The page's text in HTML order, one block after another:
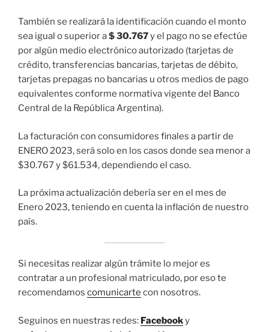
También se realizará la identificación cuando el monto
sea igual o superior a$ 30.767y el pago no se efectúe
por algún medio electrónico autorizado (tarjetas de
crédito, transferencias bancarias, tarjetas de débito,
tarjetas prepagas no bancarias u otros medios de pago
equivalentes conforme normativa vigente del Banco
Central de la República Argentina).
La facturación con consumidores finales a partir de
ENERO 2023, será solo en los casos donde sea menor a
$30.767 y $61.534, dependiendo el caso.
La próxima actualización debería ser en el mes de
Enero 2023, teniendo en cuenta la inflación de nuestro
país.
Si necesitas realizar algún trámite lo mejor es
contratar a un profesional matriculado, por eso te
recomendamos comunicarte con nosotros.
Seguinos en nuestras redes: Facebooky